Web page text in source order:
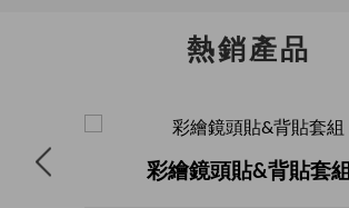
熱銷產品
彩繪鏡頭貼&背貼套組